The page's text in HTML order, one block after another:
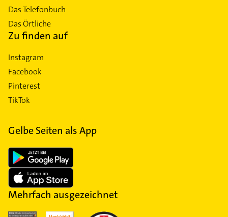
Das Telefonbuch
Das Örtliche
Zu finden auf
Instagram
Facebook
Pinterest
TikTok
Gelbe Seiten als App
Mehrfach ausgezeichnet